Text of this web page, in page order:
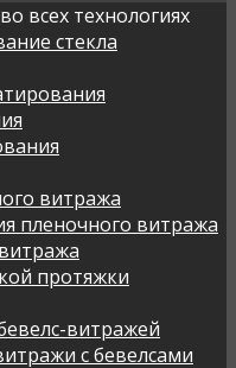
всех технологиях
стекла
витража
пленочного витража
протяжки
витражей
с бевелсами